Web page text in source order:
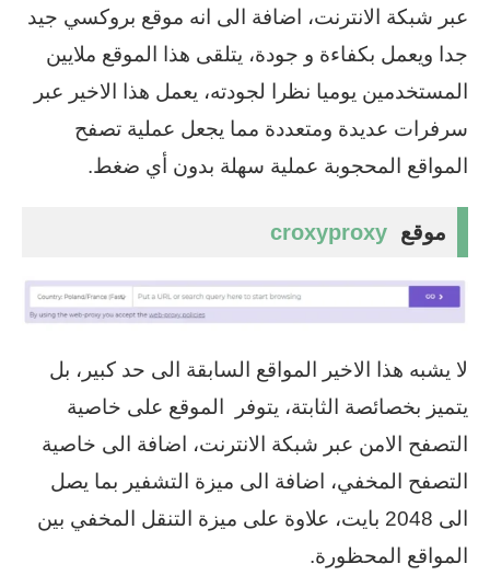
عبر شبكة الانترنت، اضافة الى انه موقع بروكسي جيد
جدا ويعمل بكفاءة و جودة، يتلقى هذا الموقع ملايين
المستخدمين يوميا نظرا لجودته، يعمل هذا الاخير عبر
سرفرات عديدة ومتعددة مما يجعل عملية تصفح
المواقع المحجوبة عملية سهلة بدون أي ضغط.
موقع croxyproxy
لا يشبه هذا الاخير المواقع السابقة الى حد كبير، بل
يتميز بخصائصة الثابتة، يتوفر الموقع على خاصية
التصفح الامن عبر شبكة الانترنت، اضافة الى خاصية
التصفح المخفي، اضافة الى ميزة التشفير بما يصل
الى 2048 بايت، علاوة على ميزة التنقل المخفي بين
المواقع المحظورة.